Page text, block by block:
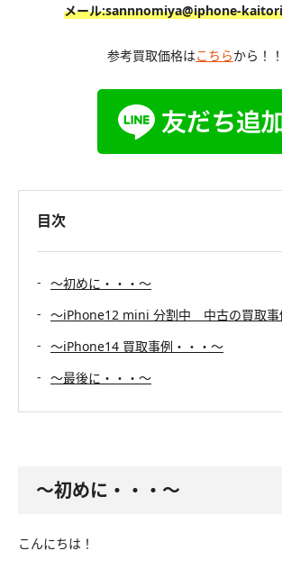
メール:sannnomiya@iphone-
参考買取価格はこちらから！
目次
〜初めに・・・〜
〜iPhone12 mini 分割中 中古の買取事
〜iPhone14 買取事例・・・〜
〜最後に・・・〜
〜初めに・・・〜
こんにちは！